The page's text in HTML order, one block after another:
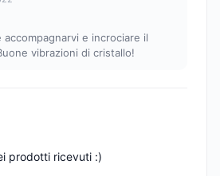
e incrociare il
vibrazioni di cristallo!
prodotti ricevuti :)